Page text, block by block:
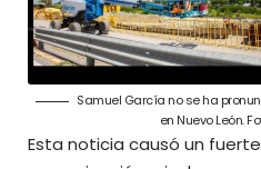
Samuel García no se ha
en Nuevo León.
Esta noticia causó un